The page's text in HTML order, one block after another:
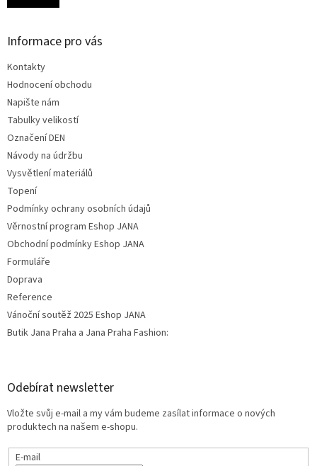
Informace pro vás
Kontakty
Hodnocení obchodu
Napište nám
Tabulky velikostí
Označení DEN
Návody na údržbu
Vysvětlení materiálů
Topení
Podmínky ochrany osobních údajů
Věrnostní program Eshop JANA
Obchodní podmínky Eshop JANA
Formuláře
Doprava
Reference
Vánoční soutěž 2025 Eshop JANA
Butik Jana Praha a Jana Praha Fashion:
Odebírat newsletter
Vložte svůj e-mail a my vám budeme zasílat informace o nových
produktech na našem e-shopu.
E-mail